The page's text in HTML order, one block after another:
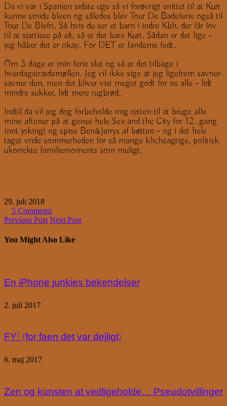
Da vi var i Spanien sidste uge så vi forøvrigt snittet til at Kurt
kunne smide bleen og således blev Tour De Badeferie også til
Tour De Blefri. Så hvis du ser et barn i indre Kbh, der får lov
til at sjattisse på alt, så er det bare Kurt. Sådan er det lige –
jeg håber det er okay. For DET er fandeme fedt.
Om 3 dage er min ferie slut og så er det tilbage i
hverdagstrædemøllen. Jeg vil ikke sige at jeg ligefrem savner-
savner den, men det bliver vist meget godt for os alle – lidt
mindre sukker, lidt mere rugbrød.
Indtil da vil jeg dog forbeholde mig retten til at bruge alle
mine aftener på at gense hele Sex and the City for 12. gang
(not joking) og spise Ben&Jerrys af bøtten – og i det hele
taget vride sommerheden for så mange klichéagtige, politisk
ukorrekte familiemoments som muligt.
29. juli 2018
5 Comments
Previous Post Next Post
You Might Also Like
En iPhone junkies bekendelser
2. juli 2017
FY! (for faen det var dejligt)
6. maj 2017
Zen og kunsten at vedligeholde… Pseudotvillinger